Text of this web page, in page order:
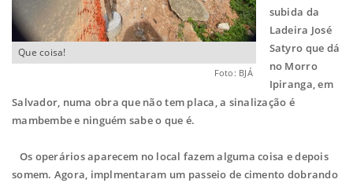
Que coisa!
Foto: BJÁ
subida da
Ladeira José
Satyro que dá
no Morro
Ipiranga, em
Salvador, numa obra que não tem placa, a sinalização é
mambembe e ninguém sabe o que é.
Os operários aparecem no local fazem alguma coisa e depois
somem. Agora, implmentaram um passeio de cimento dobrando